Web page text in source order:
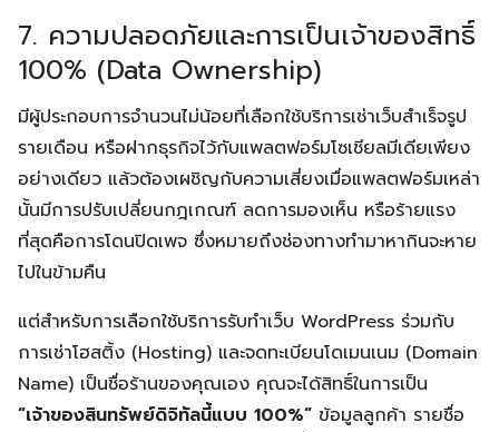
7. ความปลอดภัยและการเป็นเจ้าของสิทธิ์
100% (Data Ownership)
มีผู้ประกอบการจำนวนไม่น้อยที่เลือกใช้บริการเช่าเว็บสำเร็จรูป
รายเดือน หรือฝากธุรกิจไว้กับแพลตฟอร์มโซเชียลมีเดียเพียง
อย่างเดียว แล้วต้องเผชิญกับความเสี่ยงเมื่อแพลตฟอร์มเหล่า
นั้นมีการปรับเปลี่ยนกฎเกณฑ์ ลดการมองเห็น หรือร้ายแรง
ที่สุดคือการโดนปิดเพจ ซึ่งหมายถึงช่องทางทำมาหากินจะหาย
ไปในข้ามคืน
แต่สำหรับการเลือกใช้บริการรับทำเว็บ WordPress ร่วมกับ
การเช่าโฮสติ้ง (Hosting) และจดทะเบียนโดเมนเนม (Domain
Name) เป็นชื่อร้านของคุณเอง คุณจะได้สิทธิ์ในการเป็น
“เจ้าของสินทรัพย์ดิจิทัลนี้แบบ 100%” ข้อมูลลูกค้า รายชื่อ